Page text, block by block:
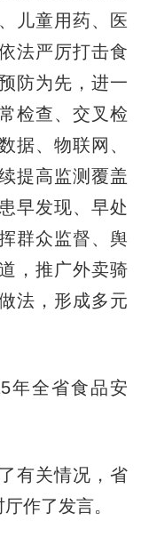
儿童用药、医
法严厉打击食
防为先，进一
检查、交叉检
据、物联网、
提高监测覆盖
早发现、早处
群众监督、舆
，推广外卖骑
法，形成多元
全省食品安
有关情况，省
作了发言。